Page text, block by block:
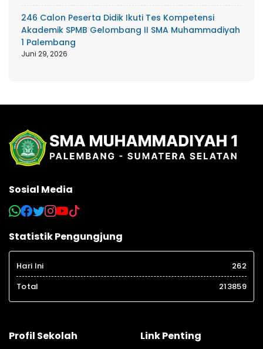
246 Calon Peserta Didik Ikuti Tes Kompetensi
Akademik SPMB Gelombang II SMA Muhammadiyah
1 Palembang
Juni 29, 2026
Sosial Media
Statistik Pengungjung
Hari Ini
262
Total
213859
Profil Sekolah Link Penting